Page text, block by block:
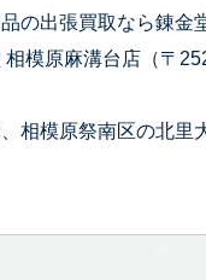
の出張買取なら錬金
相模原麻溝台店（〒
相模原祭南区の北里